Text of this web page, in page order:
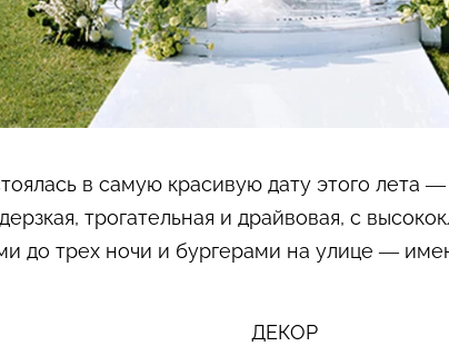
в самую красивую дату этого
трогательная и драйвовая, с
до трех ночи и бургерами на улице —
ДЕКОР